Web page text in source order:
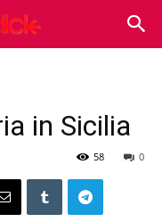
in Sicilia
0
58